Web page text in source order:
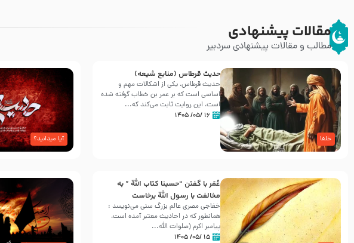
مقالات پیشنهادی
مطالب و مقالات پیشنهادی سردبیر
خلفا
حدیث قرطاس (منابع شیعه)
حدیث قرطاس، یکی از اشکالات مهم و
اساسی است که بر عمر بن خطاب گرفته شده
است، این روایت ثابت می‌کند که...
۱۶ /۰۵/ ۱۴۰۵
آیا میدانید؟
عُمَر با گفتن “حسبنا كتاب اللّه ” به
مخالفت با رسول اللّه برخاست
خفاجی مصری عالم بزرگ سنی می‌نویسد :
همانطور که در احادیث معتبر آمده است،
پیامبر اکرم (صلوات اللّه...
۱۵ /۰۵/ ۱۴۰۵